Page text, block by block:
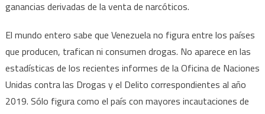
ganancias derivadas de la venta de narcóticos.
El mundo entero sabe que Venezuela no figura entre los países
que producen, trafican ni consumen drogas. No aparece en las
estadísticas de los recientes informes de la Oficina de Naciones
Unidas contra las Drogas y el Delito correspondientes al año
2019. Sólo figura como el país con mayores incautaciones de